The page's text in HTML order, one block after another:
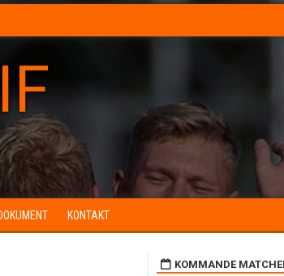
KONTAKT
KOMMANDE